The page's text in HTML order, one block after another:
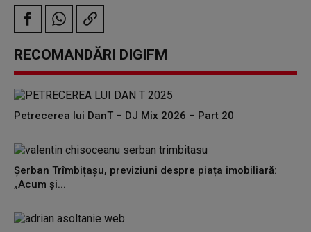
RECOMANDĂRI DIGIFM
Petrecerea lui DanT – DJ Mix 2026 – Part 20
Șerban Trîmbițașu, previziuni despre piața imobiliară:
„Acum și...